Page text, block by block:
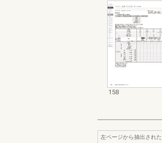
158
左ページから抽出され